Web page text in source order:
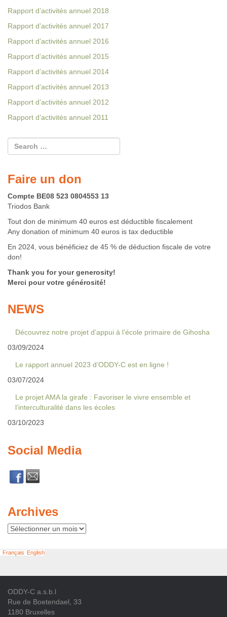
Rapport d’activités annuel 2018
Rapport d’activités annuel 2017
Rapport d’activités annuel 2016
Rapport d’activités annuel 2015
Rapport d’activités annuel 2014
Rapport d’activités annuel 2013
Rapport d’activités annuel 2012
Rapport d’activités annuel 2011
Faire un don
Compte BE08 523 0804553 13
Triodos Bank
Tout don de minimum 40 euros est déductible fiscalement
Any donation of minimum 40 euros is tax deductible
En 2024, vous bénéficiez de 45 % de déduction fiscale de votre
don!
Thank you for your generosity!
Merci pour votre générosité!
NEWS
Découvrez notre projet d’appui à l’école primaire de Gihosha
03/09/2024
Le rapport annuel 2023 d’ODDY-C est en ligne !
03/07/2024
Le projet AMA la girafe : Favoriser le vivre ensemble et
l’interculturalité dans les écoles
03/10/2023
Social Media
Archives
Archives
Français English
ODDY-C a.s.b.l
Rue de Boetendael, 33
1180 Bruxelles